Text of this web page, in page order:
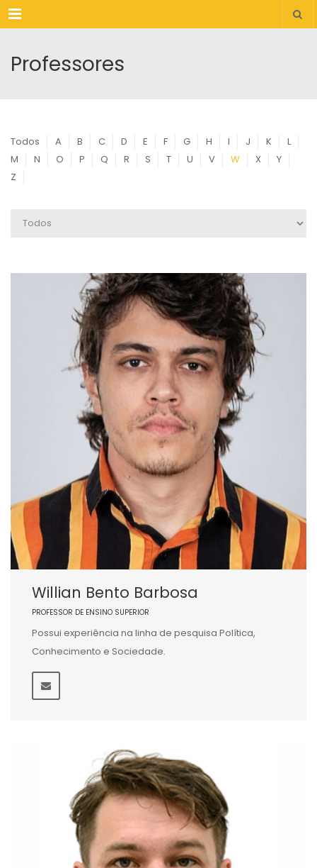
Menu
Professores
Todos A B C D E F G H I J K
L
M
N O P Q R S T U V W X
Y
Z
Willian Bento Barbosa
PROFESSOR DE ENSINO SUPERIOR
Possui experiência na linha de pesquisa Política,
Conhecimento e Sociedade.